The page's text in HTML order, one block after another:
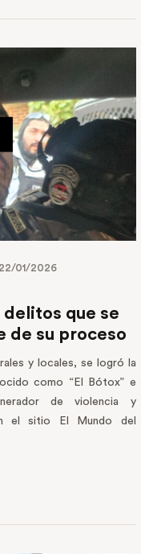
22/01/2026
delitos que se
de su proceso
y locales, se logró la
como “El Bótox” e
de violencia y
el sitio El Mundo del